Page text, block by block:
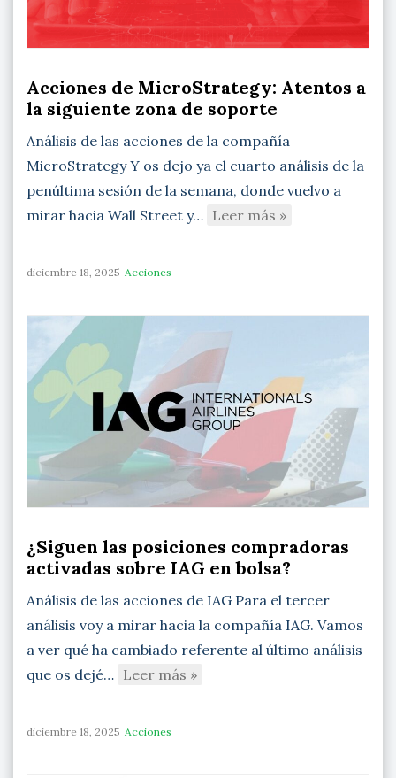
Acciones de MicroStrategy: Atentos a
la siguiente zona de soporte
Análisis de las acciones de la compañía
MicroStrategy Y os dejo ya el cuarto análisis de la
penúltima sesión de la semana, donde vuelvo a
mirar hacia Wall Street y… Leer más »
diciembre 18, 2025 Acciones
¿Siguen las posiciones compradoras
activadas sobre IAG en bolsa?
Análisis de las acciones de IAG Para el tercer
análisis voy a mirar hacia la compañía IAG. Vamos
a ver qué ha cambiado referente al último análisis
que os dejé… Leer más »
diciembre 18, 2025 Acciones